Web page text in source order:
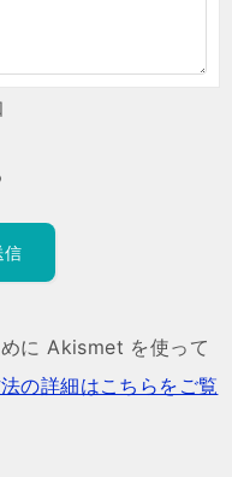
に Akismet を使って
の詳細はこちらをご覧